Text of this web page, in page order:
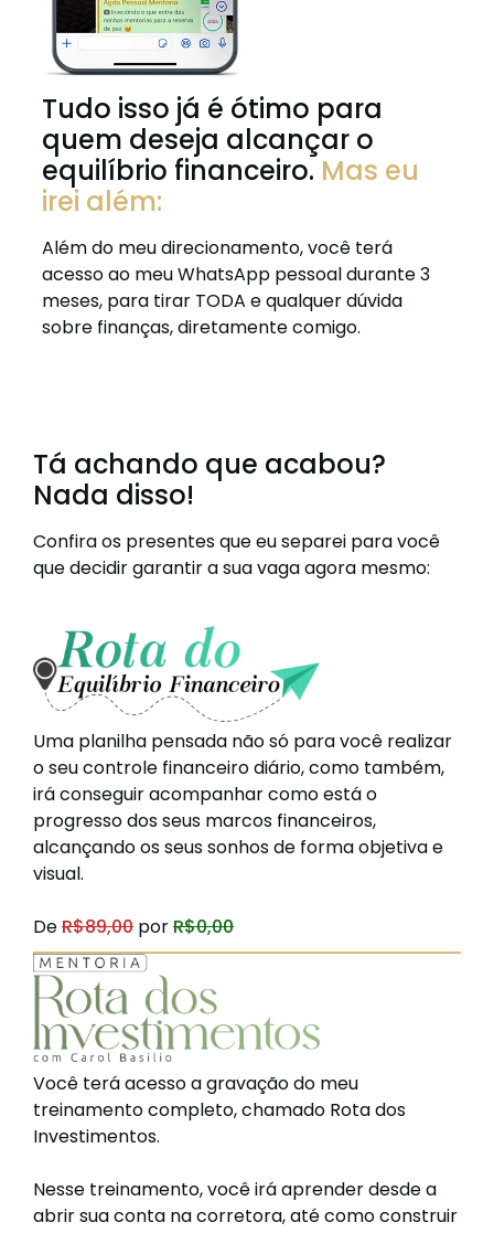
Tudo isso já é ótimo para
quem deseja alcançar o
equilíbrio financeiro. Mas eu
irei além:
Além do meu direcionamento, você terá
acesso ao meu WhatsApp pessoal durante 3
meses, para tirar TODA e qualquer dúvida
sobre finanças, diretamente comigo.
Tá achando que acabou?
Nada disso!
Confira os presentes que eu separei para você
que decidir garantir a sua vaga agora mesmo:
Uma planilha pensada não só para você realizar
o seu controle financeiro diário, como também,
irá conseguir acompanhar como está o
progresso dos seus marcos financeiros,
alcançando os seus sonhos de forma objetiva e
visual.
DeR$89,00 porR$0,00
Você terá acesso a gravação do meu
treinamento completo, chamado Rota dos
Investimentos.
Nesse treinamento, você irá aprender desde a
abrir sua conta na corretora, até como construir